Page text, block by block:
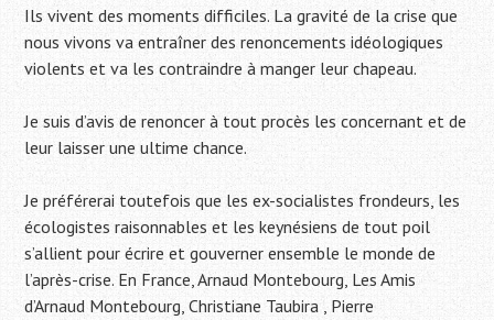
Ils vivent des moments difficiles. La gravité de la crise que
nous vivons va entraîner des renoncements idéologiques
violents et va les contraindre à manger leur chapeau.
Je suis d’avis de renoncer à tout procès les concernant et de
leur laisser une ultime chance.
Je préférerai toutefois que les ex-socialistes frondeurs, les
écologistes raisonnables et les keynésiens de tout poil
s’allient pour écrire et gouverner ensemble le monde de
l’après-crise. En France, Arnaud Montebourg, Les Amis
d’Arnaud Montebourg, Christiane Taubira , Pierre